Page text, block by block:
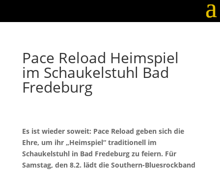
Pace Reload Heimspiel
im Schaukelstuhl Bad
Fredeburg
Es ist wieder soweit: Pace Reload geben sich die
Ehre, um ihr „Heimspiel“ traditionell im
Schaukelstuhl in Bad Fredeburg zu feiern. Für
Samstag, den 8.2. lädt die Southern-Bluesrockband